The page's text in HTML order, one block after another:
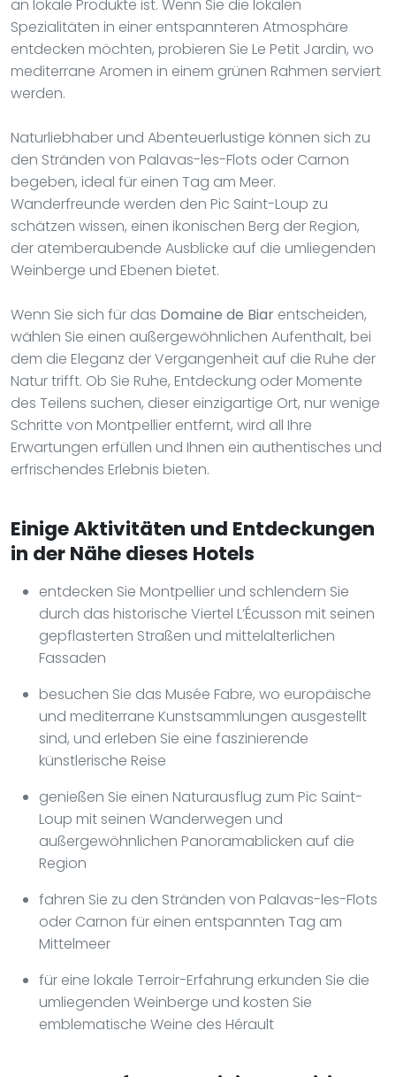
an lokale Produkte ist. Wenn Sie die lokalen
Spezialitäten in einer entspannteren Atmosphäre
entdecken möchten, probieren Sie Le Petit Jardin, wo
mediterrane Aromen in einem grünen Rahmen serviert
werden.
Naturliebhaber und Abenteuerlustige können sich zu
den Stränden von Palavas-les-Flots oder Carnon
begeben, ideal für einen Tag am Meer.
Wanderfreunde werden den Pic Saint-Loup zu
schätzen wissen, einen ikonischen Berg der Region,
der atemberaubende Ausblicke auf die umliegenden
Weinberge und Ebenen bietet.
Wenn Sie sich für das Domaine de Biar entscheiden,
wählen Sie einen außergewöhnlichen Aufenthalt, bei
dem die Eleganz der Vergangenheit auf die Ruhe der
Natur trifft. Ob Sie Ruhe, Entdeckung oder Momente
des Teilens suchen, dieser einzigartige Ort, nur wenige
Schritte von Montpellier entfernt, wird all Ihre
Erwartungen erfüllen und Ihnen ein authentisches und
erfrischendes Erlebnis bieten.
Einige Aktivitäten und Entdeckungen
in der Nähe dieses Hotels
entdecken Sie Montpellier und schlendern Sie
durch das historische Viertel L’Écusson mit seinen
gepflasterten Straßen und mittelalterlichen
Fassaden
besuchen Sie das Musée Fabre, wo europäische
und mediterrane Kunstsammlungen ausgestellt
sind, und erleben Sie eine faszinierende
künstlerische Reise
genießen Sie einen Naturausflug zum Pic Saint-
Loup mit seinen Wanderwegen und
außergewöhnlichen Panoramablicken auf die
Region
fahren Sie zu den Stränden von Palavas-les-Flots
oder Carnon für einen entspannten Tag am
Mittelmeer
für eine lokale Terroir-Erfahrung erkunden Sie die
umliegenden Weinberge und kosten Sie
emblematische Weine des Hérault